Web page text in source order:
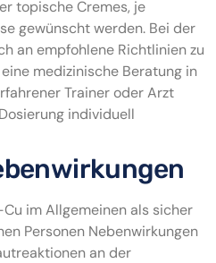
topische Cremes, je
gewünscht werden. Bei der
an empfohlene Richtlinien zu
medizinische Beratung in
Trainer oder Arzt
individuell
im Allgemeinen als sicher
Personen Nebenwirkungen
an der